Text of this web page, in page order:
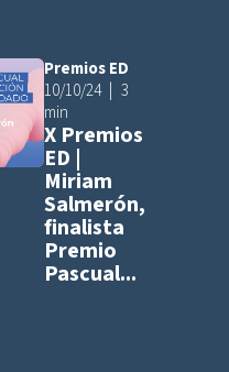
Añadir a
Premios ED
10/10/24
3
min
X Premios
ED |
Miriam
Salmerón,
finalista
Premio
Pascual...